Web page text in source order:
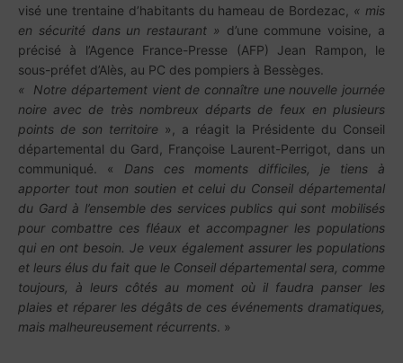
visé une trentaine d’habitants du hameau de Bordezac, « mis
en sécurité dans un restaurant » d’une commune voisine, a
précisé à l’Agence France-Presse (AFP) Jean Rampon, le
sous-préfet d’Alès, au PC des pompiers à Bessèges.
«
Notre département vient de connaître une nouvelle journée
noire avec de très nombreux départs de feux en plusieurs
points de son territoire », a réagit la Présidente du Conseil
départemental du Gard, Françoise Laurent-Perrigot, dans un
communiqué. « Dans ces moments difficiles, je tiens à
apporter tout mon soutien et celui du Conseil départemental
du Gard à l’ensemble des services publics qui sont mobilisés
pour combattre ces fléaux et accompagner les populations
qui en ont besoin. Je veux également assurer les populations
et leurs élus du fait que le Conseil départemental sera, comme
toujours, à leurs côtés au moment où il faudra panser les
plaies et réparer les dégâts de ces événements dramatiques,
mais malheureusement récurrents. »